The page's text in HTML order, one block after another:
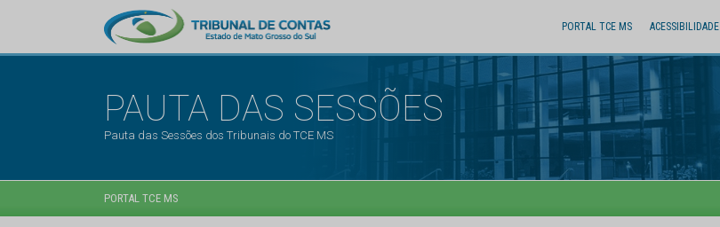
PORTAL TCE MS ACESSIBILIDADE
PAUTA DAS SESSÕES
Pauta das Sessões dos Tribunais do TCE MS
PORTAL TCE MS